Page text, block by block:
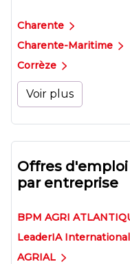
Charente
Charente-Maritime
Corrèze
Voir plus
Offres
par entreprise
BPM AGRI
LeaderIA
AGRIAL